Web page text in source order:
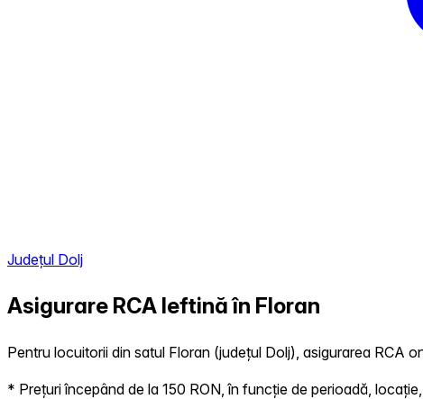
Județul Dolj
Asigurare RCA Ieftină în Floran
Pentru locuitorii din satul Floran (județul Dolj), asigurarea RCA
* Prețuri începând de la 150 RON, în funcție de perioadă,